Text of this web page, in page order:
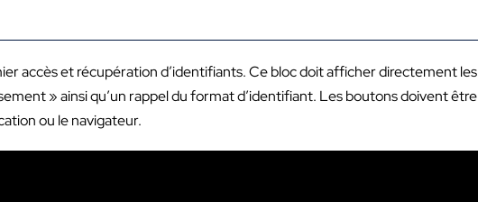
accès et récupération d’identifiants. Ce bloc doit afficher directement les
» ainsi qu’un rappel du format d’identifiant. Les boutons doivent être
ou le navigateur.